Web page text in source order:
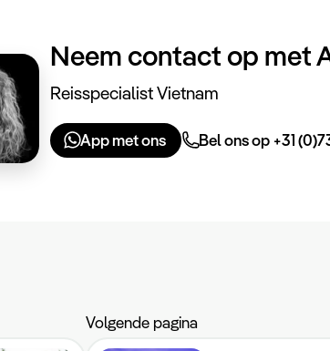
Neem contact op met
Reisspecialist Vietnam
App met ons Bel ons op +31
Volgende pagina